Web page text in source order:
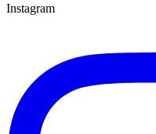
Instagram